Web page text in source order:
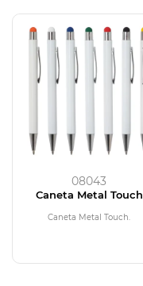
08043
Caneta Metal Touch
Caneta Metal Touch.